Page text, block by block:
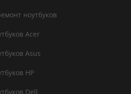
ноутбуков
Acer
Asus
HP
Dell